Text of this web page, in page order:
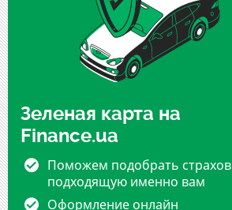
Зеленая карта на
Finance.ua
Поможем подобрать
подходящую именно вам
Оформление онлайн